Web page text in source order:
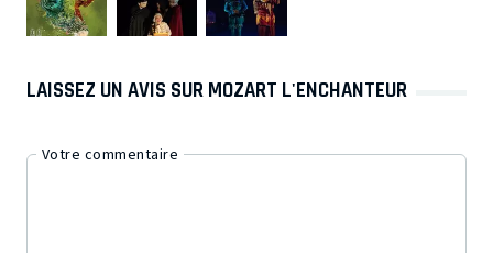
LAISSEZ UN AVIS SUR MOZART L'ENCHANTEUR
Votre commentaire